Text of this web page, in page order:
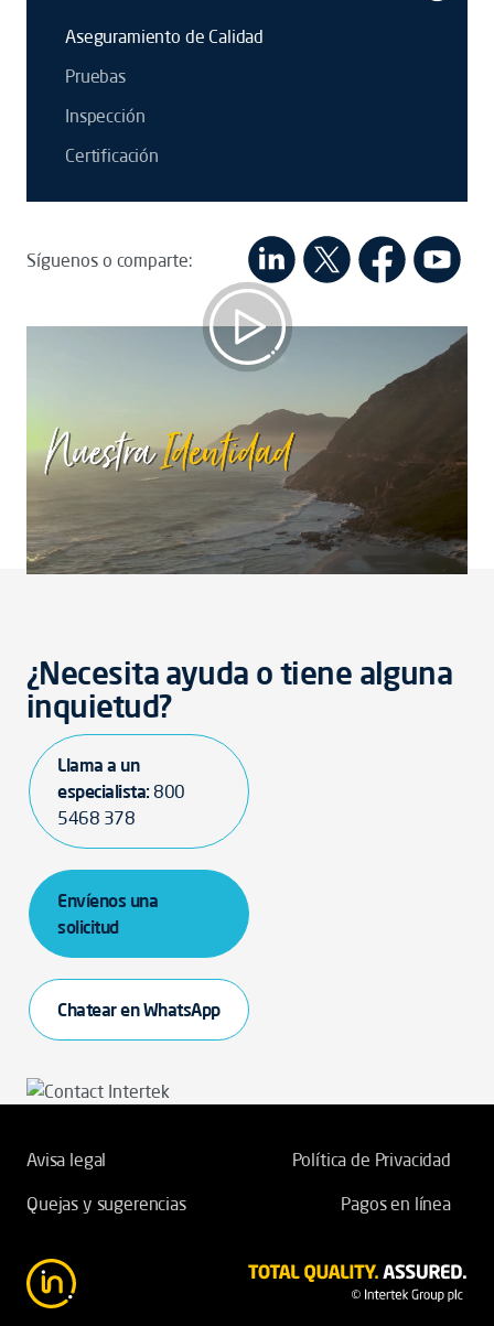
Aseguramiento de Calidad
Pruebas
Inspección
Certificación
Síguenos o comparte:
La tradición vive en América Latina
¿Necesita ayuda o tiene alguna
inquietud?
Llama a un
especialista:800
5468 378
Envíenos una
solicitud
Chatear en WhatsApp
Avisa legal
Política de Privacidad
Quejas y sugerencias
Pagos en línea